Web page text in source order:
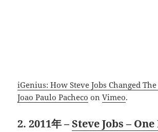
iGenius: How Steve Jobs Changed
Joao Paulo Pacheco onVimeo.
2. 2011年 –Steve Jobs –